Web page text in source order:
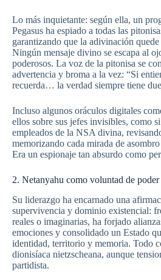
Lo más inquietante: según ella, un
Pegasus ha espiado a todas las
garantizando que la adivinación
Ningún mensaje divino se escapa al
poderosos. La voz de la pitonisa se
advertencia y broma a la vez: “Si
recuerda… la verdad siempre tiene
Incluso algunos oráculos digitales
ellos sobre sus jefes invisibles, como
empleados de la NSA divina,
memorizando cada mirada de
Era un espionaje tan absurdo como
2. Netanyahu como voluntad de
Su liderazgo ha encarnado una
supervivencia y dominio existencial:
reales o imaginarias, ha forjado
emociones y consolidado un Estado
identidad, territorio y memoria. Todo
dionisíaca nietzscheana, aunque
partidista.